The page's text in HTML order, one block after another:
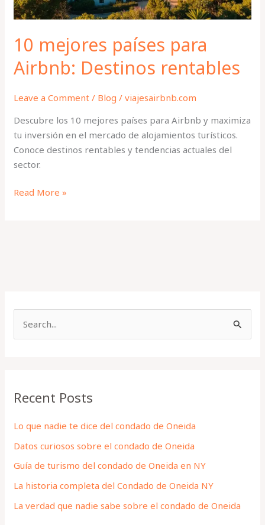
10 mejores países para
Airbnb: Destinos rentables
Leave a Comment / Blog /viajesairbnb.com
Descubre los 10 mejores países para Airbnb y maximiza
tu inversión en el mercado de alojamientos turísticos.
Conoce destinos rentables y tendencias actuales del
sector.
Read More »
c
f
o
r
:
Recent Posts
Lo que nadie te dice del condado de Oneida
Datos curiosos sobre el condado de Oneida
Guía de turismo del condado de Oneida en NY
La historia completa del Condado de Oneida NY
La verdad que nadie sabe sobre el condado de Oneida